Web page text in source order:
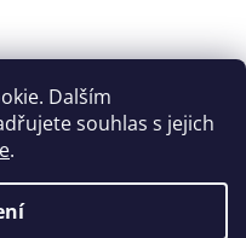
Dalším
souhlas s jejich
.